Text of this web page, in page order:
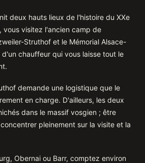
deux hauts lieux de l'histoire du XXe
vous visitez l'ancien camp de
Struthof et le Mémorial Alsace-
chauffeur qui vous laisse tout le
demande une logistique que le
en charge. D'ailleurs, les deux
dans le massif vosgien ; être
pleinement sur la visite et la
Obernai ou Barr, comptez environ